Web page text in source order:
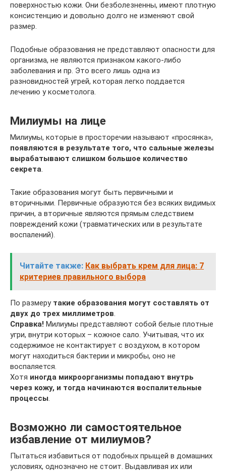
поверхностью кожи. Они безболезненны, имеют плотную
консистенцию и довольно долго не изменяют свой
размер.
Подобные образования не представляют опасности для
организма, не являются признаком какого-либо
заболевания и пр. Это всего лишь одна из
разновидностей угрей, которая легко поддается
лечению у косметолога.
Милиумы на лице
Милиумы, которые в просторечии называют «просянка»,
появляются в результате того, что сальные железы
вырабатывают слишком большое количество
секрета.
Такие образования могут быть первичными и
вторичными. Первичные образуются без всяких видимых
причин, а вторичные являются прямым следствием
повреждений кожи (травматических или в результате
воспалений).
Читайте также: Как выбрать крем для лица: 7
критериев правильного выбора
По размеру такие образования могут составлять от
двух до трех миллиметров.
Справка! Милиумы представляют собой белые плотные
угри, внутри которых – кожное сало. Учитывая, что их
содержимое не контактирует с воздухом, в котором
могут находиться бактерии и микробы, оно не
воспаляется.
Хотя иногда микроорганизмы попадают внутрь
через кожу, и тогда начинаются воспалительные
процессы.
Возможно ли самостоятельное
избавление от милиумов?
Пытаться избавиться от подобных прыщей в домашних
условиях, однозначно не стоит. Выдавливая их или